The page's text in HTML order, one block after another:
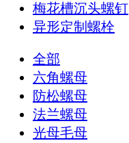
梅花槽沉头螺钉
异形定制螺栓
全部
六角螺母
防松螺母
法兰螺母
光母毛母